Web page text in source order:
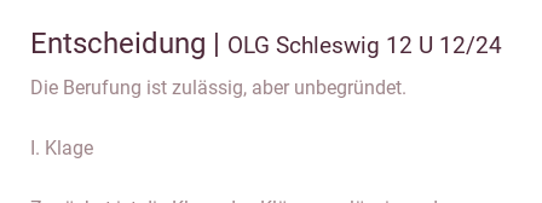
Entscheidung | OLG Schleswig 12 U 12/24
Die Berufung ist zulässig, aber unbegründet.
I. Klage